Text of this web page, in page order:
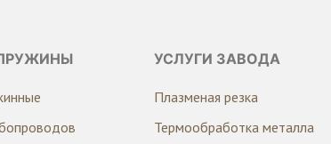
УСЛУГИ ЗАВОДА
Плазменая резка
Термообработка металла